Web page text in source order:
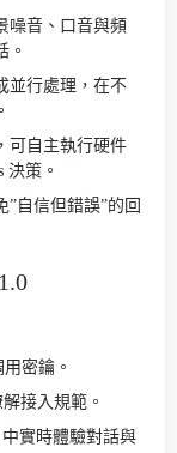
噪音、口音與頻
。
並行處理，在不
可自主執行硬件
決策。
”自信但錯誤”的回
密鑰。
接入規範。
中實時體驗對話與